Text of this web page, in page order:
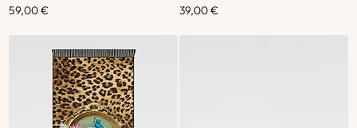
Precio
59,00 €
Precio
39,00 €